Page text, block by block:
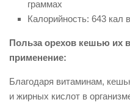
граммах
Калорийность: 643 кал
Польза орехов кешью их
применение:
Благодаря витаминам,
и жирных кислот в